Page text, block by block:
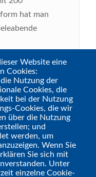
hat man
Website eine
Cookies:
Nutzung der
Cookies, die
bei der Nutzung
Cookies, die wir
über die Nutzung
und
werden, um
Wenn Sie
Sie sich mit
Unter
einzelne Cookie-